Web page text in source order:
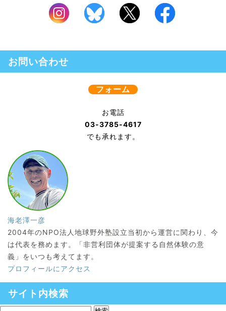
お問い合わせ
フォーム
お電話
03-3785-4617
でも承れます。
海老澤一彦
2004年のNPO法人地球野外塾設立当初から運営に関わり、今
は代表を務めます。「非営利団体が提案する自然体験の意
義」をいつも考えてます。
プロフィールにアクセス
サイト内検索